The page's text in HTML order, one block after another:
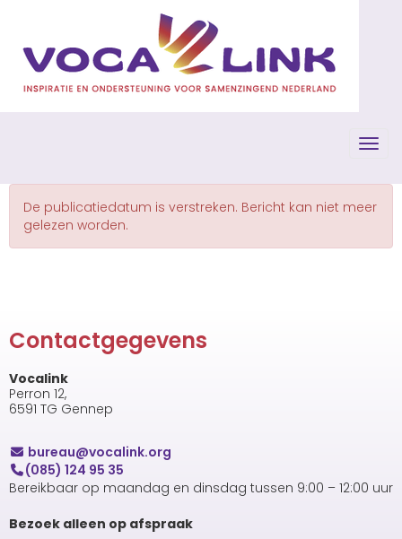
De publicatiedatum is verstreken. Bericht kan niet meer
gelezen worden.
Contactgegevens
Vocalink
Perron 12,
6591 TG Gennep
uaerub@vocalink.org
(085) 124 95 35
Bereikbaar op maandag en dinsdag tussen 9:00 – 12:00 uur
Bezoek alleen op afspraak